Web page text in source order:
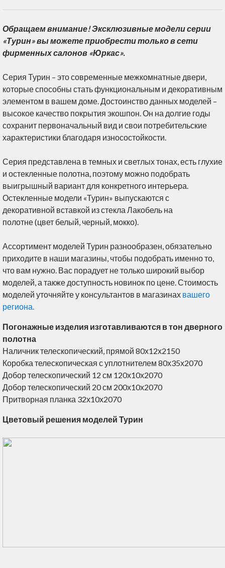
Обращаем внимание! Эксклюзивные модели серии
«Турин» вы можете приобрести только в сети
фирменных салонов «Юркас».
Серия Турин – это современные межкомнатные двери,
которые способны стать функциональным и декоративным
элементом в вашем доме. Достоинство данных моделей –
высокое качество покрытия экошпон. Он на долгие годы
сохранит первоначальный вид и свои потребительские
характеристики благодаря износостойкости.
Серия представлена в темных и светлых тонах, есть глухие
и остекленные полотна, поэтому можно подобрать
выигрышный вариант для конкретного интерьера.
Остекленные модели «Турин» выпускаются с
декоративной вставкой из стекла Лакобель на
полотне (цвет белый, черный, мокко).
Ассортимент моделей Турин разнообразен, обязательно
приходите в наши магазины, чтобы подобрать именно то,
что вам нужно. Вас порадует не только широкий выбор
моделей, а также доступность новинок по цене. Стоимость
моделей уточняйте у консультантов в магазинах вашего
региона.
Погонажные изделия изготавливаются в тон дверного
полотна
Наличник телескопический, прямой 80х12х2150
Коробка телескопическая с уплотнителем 80х35х2070
Добор телескопический 12 см 120х10х2070
Добор телескопический 20 см 200х10х2070
Притворная планка 32х10х2070
Цветовый решения моделей Турин